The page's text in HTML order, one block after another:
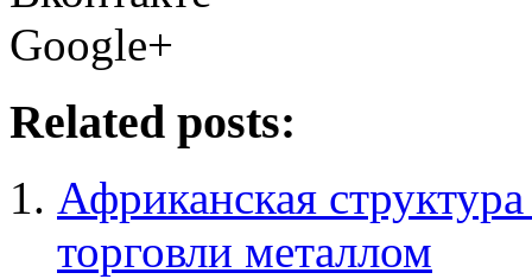
Google+
Related posts:
Африканская
торговли металлом